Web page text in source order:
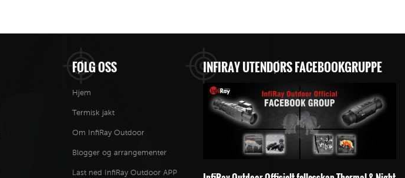
FØLG OSS
Hjem
Termisk jakt
Om InfiRay Outdoor
Blogger og arrangementer
Last ned InfiRay Outdoor APP
INFIRAY UTENDØRS FACEBOOKGRUPPE